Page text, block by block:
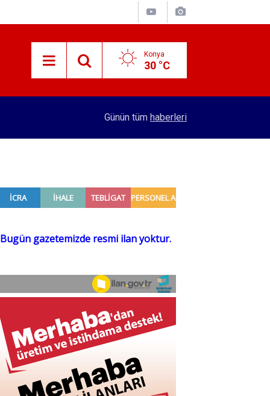
Konya
30 °C
Kırtasiye sektöründe okula dönüş mesaisi
Günün tüm haberleri